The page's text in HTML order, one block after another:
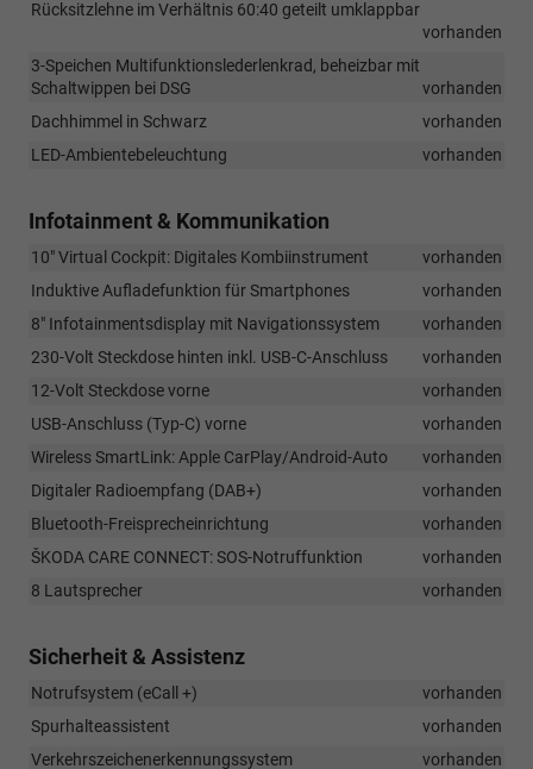
Rücksitzlehne im Verhältnis 60:40 geteilt umklappbar
vorhanden
3-Speichen Multifunktionslederlenkrad, beheizbar mit
Schaltwippen bei DSG
vorhanden
Dachhimmel in Schwarz
vorhanden
LED-Ambientebeleuchtung
vorhanden
Infotainment & Kommunikation
10" Virtual Cockpit: Digitales Kombiinstrument
vorhanden
Induktive Aufladefunktion für Smartphones
vorhanden
8" Infotainmentsdisplay mit Navigationssystem
vorhanden
230-Volt Steckdose hinten inkl. USB-C-Anschluss
vorhanden
12-Volt Steckdose vorne
vorhanden
USB-Anschluss (Typ-C) vorne
vorhanden
Wireless SmartLink: Apple CarPlay/Android-Auto
vorhanden
Digitaler Radioempfang (DAB+)
vorhanden
Bluetooth-Freisprecheinrichtung
vorhanden
ŠKODA CARE CONNECT: SOS-Notruffunktion
vorhanden
8 Lautsprecher
vorhanden
Sicherheit & Assistenz
Notrufsystem (eCall +)
vorhanden
Spurhalteassistent
vorhanden
Verkehrszeichenerkennungssystem
vorhanden